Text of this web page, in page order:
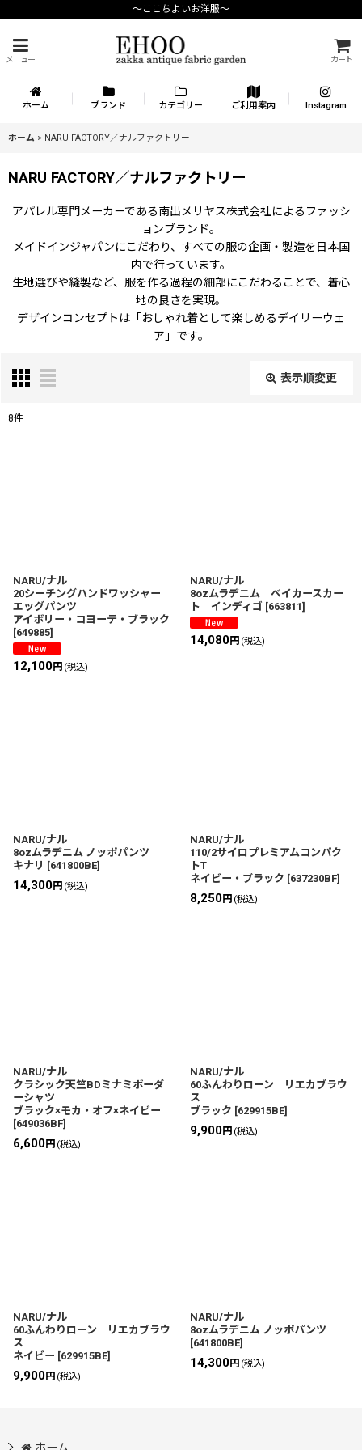
〜ここちよいお洋服〜
メニュー カート
ホーム ブランド カテゴリー ご利用案内 Instagram
ホーム > NARU FACTORY／ナルファクトリー
NARU FACTORY／ナルファクトリー
アパレル専門メーカーである南出メリヤス株式会社によるファッシ
ョンブランド。
メイドインジャパンにこだわり、すべての服の企画・製造を日本国
内で行っています。
生地選びや縫製など、服を作る過程の細部にこだわることで、着心
地の良さを実現。
デザインコンセプトは「おしゃれ着として楽しめるデイリーウェ
ア」です。
表示順変更
8件
NARU/ナル
20シーチングハンドワッシャー
エッグパンツ
アイボリー・コヨーテ・ブラック
[649885]
12,100円 (税込)
NARU/ナル
8ozムラデニム ベイカースカー
ト インディゴ [663811]
14,080円 (税込)
NARU/ナル
8ozムラデニム ノッポパンツ
キナリ [641800BE]
14,300円 (税込)
NARU/ナル
110/2サイロプレミアムコンパク
トT
ネイビー・ブラック [637230BF]
8,250円 (税込)
NARU/ナル
クラシック天竺BDミナミボーダ
ーシャツ
ブラック×モカ・オフ×ネイビー
[649036BF]
6,600円 (税込)
NARU/ナル
60ふんわりローン リエカブラウ
ス
ブラック [629915BE]
9,900円 (税込)
NARU/ナル
60ふんわりローン リエカブラウ
ス
ネイビー [629915BE]
9,900円 (税込)
NARU/ナル
8ozムラデニム ノッポパンツ
[641800BE]
14,300円 (税込)